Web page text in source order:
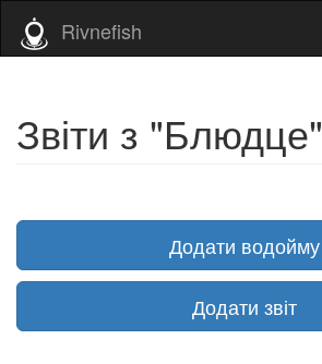
Rivnefish
Звіти з "Блюдце"
Додати водойму
Додати звіт